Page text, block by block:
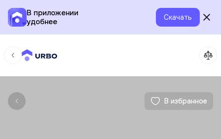
В приложении
удобнее
Скачать
В избранное